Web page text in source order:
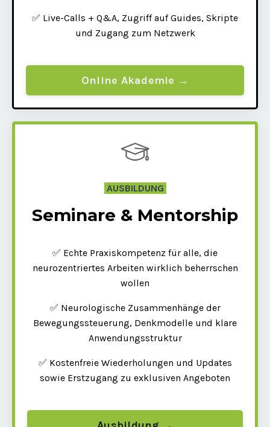
✅ Live-Calls + Q&A, Zugriff auf Guides, Skripte
und Zugang zum Netzwerk
Online Akademie →
AUSBILDUNG
Seminare & Mentorship
✅ Echte Praxiskompetenz für alle, die
neurozentriertes Arbeiten wirklich beherrschen
wollen
✅ Neurologische Zusammenhänge der
Bewegungssteuerung, Denkmodelle und klare
Anwendungsstruktur
✅ Kostenfreie Wiederholungen und Updates
sowie Erstzugang zu exklusiven Angeboten